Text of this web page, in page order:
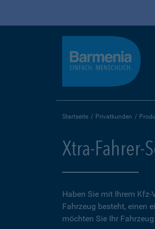
Startseite Privatkunden
Xtra-Fahrer-
Haben Sie mit Ihrem
Fahrzeug besteht, einen
möchten Sie Ihr